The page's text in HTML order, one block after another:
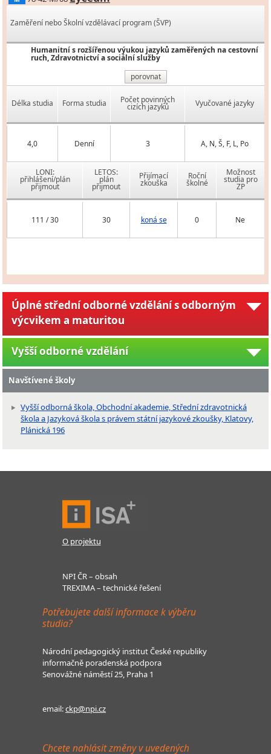
Zaměření nebo Školní vzdělávací program (ŠVP)
Humanitní s rozšířenou výukou jazyků zaměřených na cestovní
ruch, Zdravotnictví a sociální služby
porovnat
Délka studia Forma studia Počet povinných
cizích jazyků Vyučované jazyky
4,0 Denní 3 A, N, Š, F, L, Po
LONI:
přihlášení/plán
přijmout
LETOS:
plán
přijmout
Přijímací
zkouška
Roční
školné
Možnost
studia pro
ZP
111 / 30 30 koná se 0 Ne
Úplné střední odborné vzdělání s odborným
výcvikem a maturitou
Vyšší odborné vzdělání
Navštívené školy
Vyšší odborná škola, Obchodní akademie, Střední zdravotnická
škola a Jazyková škola s právem státní jazykové zkoušky, Klatovy,
Plánická 196
O projektu
NPI ČR – obsah
TREXIMA – technické řešení
Potřebujete další informace k výběru
studia?
Národní pedagogický institut České republiky
informačně poradenská podpora
Senovážné náměstí 25, Praha 1
email:ckp@npi.cz
Chcete nahlásit změny v uvedených